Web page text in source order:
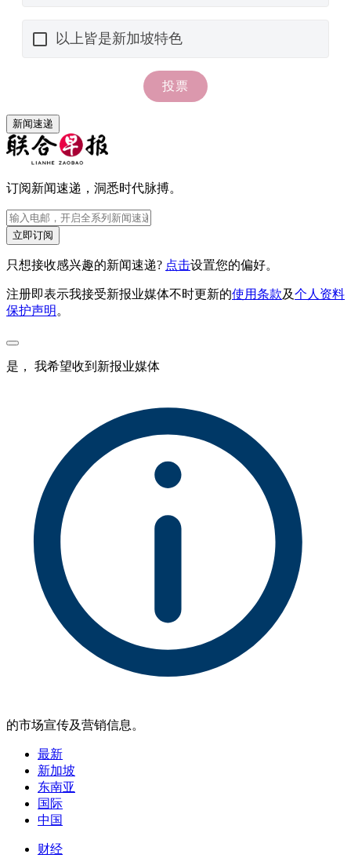
新闻速递
订阅新闻速递，洞悉时代脉搏。
立即订阅
只想接收感兴趣的新闻速递? 点击设置您的偏好。
注册即表示我接受新报业媒体不时更新的使用条款及个人资料
保护声明。
是， 我希望收到新报业媒体
的市场宣传及营销信息。
最新
新加坡
东南亚
国际
中国
财经